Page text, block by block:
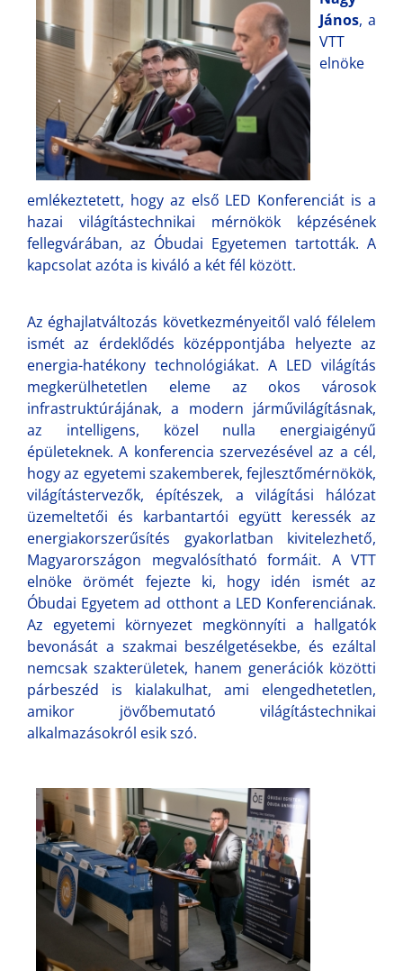
János, a
VTT
elnöke
emlékeztetett, hogy az első LED Konferenciát is a
hazai világítástechnikai mérnökök képzésének
fellegvárában, az Óbudai Egyetemen tartották. A
kapcsolat azóta is kiváló a két fél között.
Az éghajlatváltozás következményeitől való félelem
ismét az érdeklődés középpontjába helyezte az
energia-hatékony technológiákat. A LED világítás
megkerülhetetlen eleme az okos városok
infrastruktúrájának, a modern járművilágításnak,
az intelligens, közel nulla energiaigényű
épületeknek. A konferencia szervezésével az a cél,
hogy az egyetemi szakemberek, fejlesztőmérnökök,
világítástervezők, építészek, a világítási hálózat
üzemeltetői és karbantartói együtt keressék az
energiakorszerűsítés gyakorlatban kivitelezhető,
Magyarországon megvalósítható formáit. A VTT
elnöke örömét fejezte ki, hogy idén ismét az
Óbudai Egyetem ad otthont a LED Konferenciának.
Az egyetemi környezet megkönnyíti a hallgatók
bevonását a szakmai beszélgetésekbe, és ezáltal
nemcsak szakterületek, hanem generációk közötti
párbeszéd is kialakulhat, ami elengedhetetlen,
amikor jövőbemutató világítástechnikai
alkalmazásokról esik szó.